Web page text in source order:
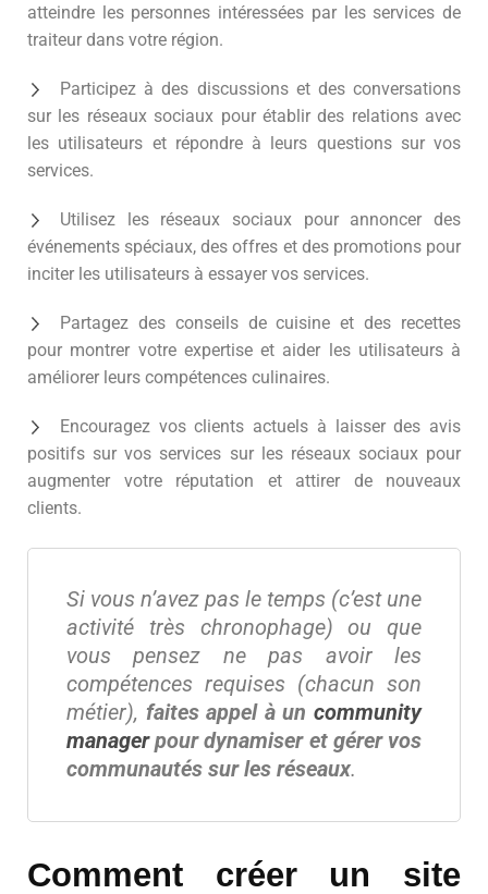
atteindre les personnes intéressées par les services de
traiteur dans votre région.
Participez à des discussions et des conversations
sur les réseaux sociaux pour établir des relations avec
les utilisateurs et répondre à leurs questions sur vos
services.
Utilisez les réseaux sociaux pour annoncer des
événements spéciaux, des offres et des promotions pour
inciter les utilisateurs à essayer vos services.
Partagez des conseils de cuisine et des recettes
pour montrer votre expertise et aider les utilisateurs à
améliorer leurs compétences culinaires.
Encouragez vos clients actuels à laisser des avis
positifs sur vos services sur les réseaux sociaux pour
augmenter votre réputation et attirer de nouveaux
clients.
Si vous n’avez pas le temps (c’est une
activité très chronophage) ou que
vous pensez ne pas avoir les
compétences requises (chacun son
métier), faites appel à uncommunity
managerpour dynamiser et gérer vos
communautés sur les réseaux.
Comment créer un site